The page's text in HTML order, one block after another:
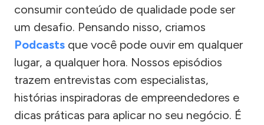
consumir conteúdo de qualidade pode ser
um desafio. Pensando nisso, criamos
Podcasts que você pode ouvir em qualquer
lugar, a qualquer hora. Nossos episódios
trazem entrevistas com especialistas,
histórias inspiradoras de empreendedores e
dicas práticas para aplicar no seu negócio. É